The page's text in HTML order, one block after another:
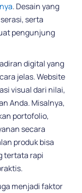
. Desain yang
serta
pengunjung
digital yang
jelas. Website
visual dari nilai,
Anda. Misalnya,
portofolio,
secara
produk bisa
tertata rapi
menjadi faktor